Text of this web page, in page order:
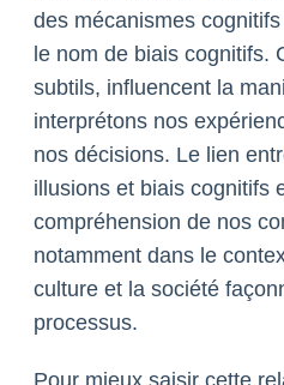
des mécanismes
le nom de biais cognitifs.
subtils, influencent la
interprétons nos
nos décisions. Le lien
illusions et biais cognitifs
compréhension de nos
notamment dans le
culture et la société
processus.
Pour mieux saisir cette